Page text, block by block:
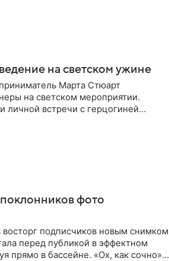
на светском ужине
Марта Стюарт
на светском мероприятии.
личной встречи с герцогиней
фото
подписчиков новым снимком
перед публикой в эффектном
прямо в бассейне. «Ох, как сочно»,